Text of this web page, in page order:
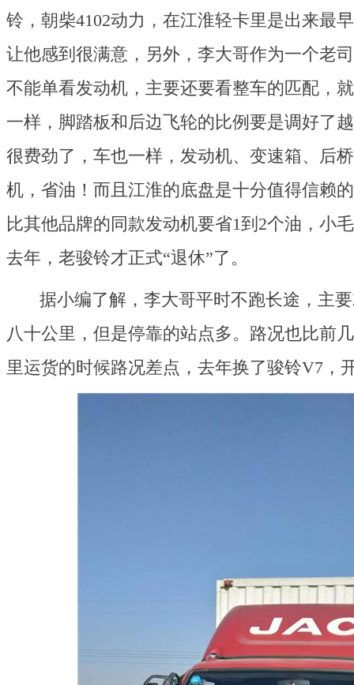
铃，朝柴4102动力，在江淮轻卡里是出来最
让他感到很满意，另外，李大哥作为一个老
不能单看发动机，主要还要看整车的匹配，
一样，脚踏板和后边飞轮的比例要是调好了
很费劲了，车也一样，发动机、变速箱、后
机，省油！而且江淮的底盘是十分值得信赖
比其他品牌的同款发动机要省1到2个油，小
去年，老骏铃才正式“退休”了。
据小编了解，李大哥平时不跑长途，主要
八十公里，但是停靠的站点多。路况也比前
里运货的时候路况差点，去年换了骏铃V7，